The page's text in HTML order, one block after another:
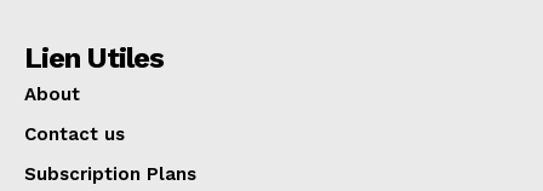
Lien Utiles
About
Contact us
Subscription Plans